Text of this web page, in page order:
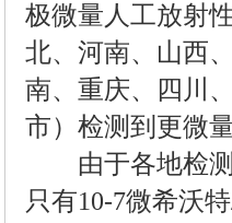
极微量人工放射
北、河南、山西
南、重庆、四川
市） 检测到更微
由于各地检测
只有10-7微希沃